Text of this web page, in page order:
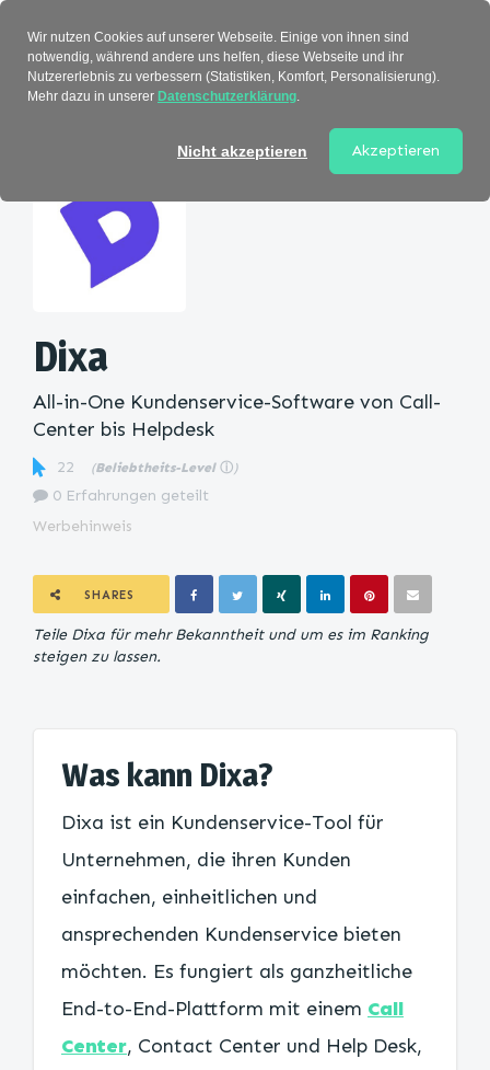
Dixa
All-in-One Kundenservice-Software von Call-
Center bis Helpdesk
22 (Beliebtheits-Level ⓘ )
0 Erfahrungen geteilt
Werbehinweis
SHARES
Teile Dixa für mehr Bekanntheit und um es im Ranking
steigen zu lassen.
Was kann Dixa?
Dixa ist ein Kundenservice-Tool für
Unternehmen, die ihren Kunden
einfachen, einheitlichen und
ansprechenden Kundenservice bieten
möchten. Es fungiert als ganzheitliche
End-to-End-Plattform mit einem Call
Center, Contact Center und Help Desk,
Wir nutzen Cookies auf unserer Webseite. Einige von ihnen sind
notwendig, während andere uns helfen, diese Webseite und ihr
Nutzererlebnis zu verbessern (Statistiken, Komfort, Personalisierung).
Mehr dazu in unserer Datenschutzerklärung.
Nicht akzeptieren Akzeptieren